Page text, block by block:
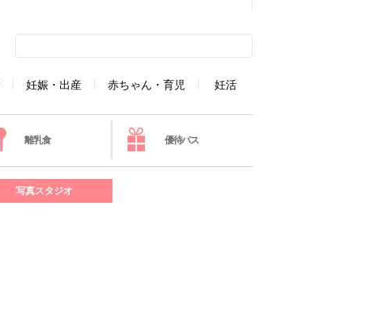
妊娠・出産 赤ちゃん・育児 妊活
離乳食 優待パス
写真スタジオ